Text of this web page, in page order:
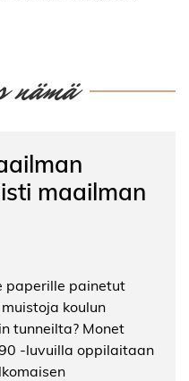
nämä
maailman
paperille painetut
koulun
tunneilta? Monet
-luvuilla oppilaitaan